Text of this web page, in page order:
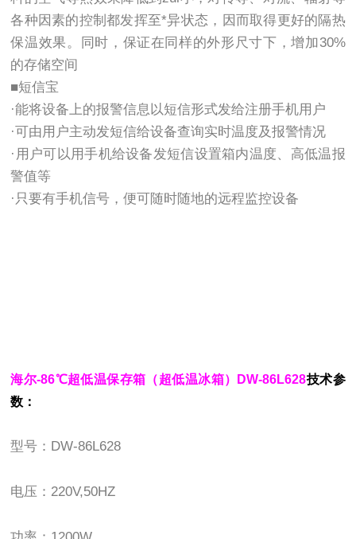
各种因素的控制都发挥至*异状态，因而取得更好的隔热
保温效果。同时，保证在同样的外形尺寸下，增加30%
的存储空间
■短信宝
·能将设备上的报警信息以短信形式发给注册手机用户
·可由用户主动发短信给设备查询实时温度及报警情况
·用户可以用手机给设备发短信设置箱内温度、高低温报
警值等
·只要有手机信号，便可随时随地的远程监控设备
海尔-86℃超低温保存箱（超低温冰箱）DW-86L628技术参
数：
型号：DW-86L628
电压：220V,50HZ